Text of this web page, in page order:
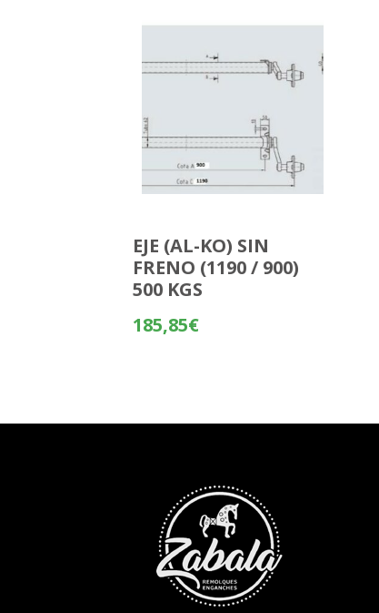
EJE (AL-KO) SIN
FRENO (1190 / 900)
500 KGS
185,85€